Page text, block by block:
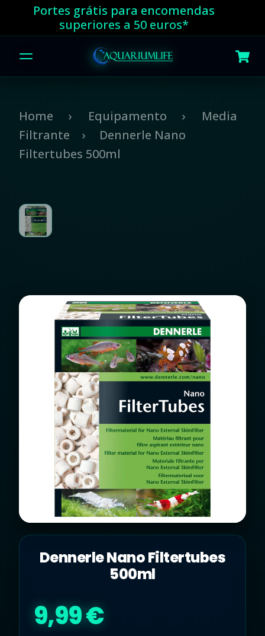
Portes grátis para encomendas
superiores a 50 euros*
Home Equipamento
Media
Filtrante
Dennerle Nano
Filtertubes 500ml
Dennerle Nano Filtertubes
500ml
9,99 €